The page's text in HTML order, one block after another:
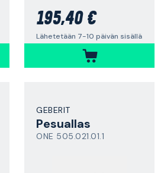
195,40 €
Lähetetään 7-10 päivän sisällä
GEBERIT
Pesuallas
ONE 505.021.01.1